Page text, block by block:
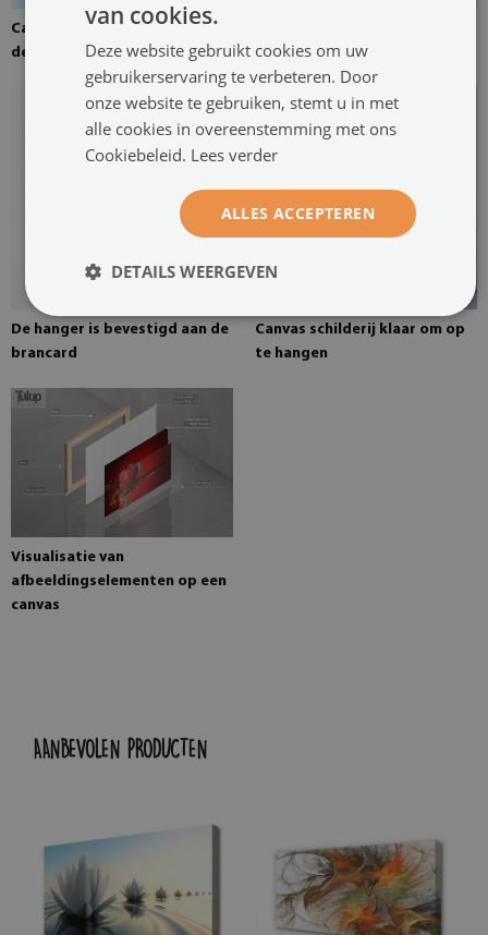
Canvas canvas gespannen over
de brancard
schilderij op canvas
De hanger is bevestigd aan de
brancard
Canvas schilderij klaar om op
te hangen
Visualisatie van
afbeeldingselementen op een
canvas
AANBEVOLEN PRODUCTEN
van cookies.
Deze website gebruikt cookies om uw
gebruikerservaring te verbeteren. Door
onze website te gebruiken, stemt u in met
alle cookies in overeenstemming met ons
Cookiebeleid. Lees verder
ALLES ACCEPTEREN
DETAILS WEERGEVEN